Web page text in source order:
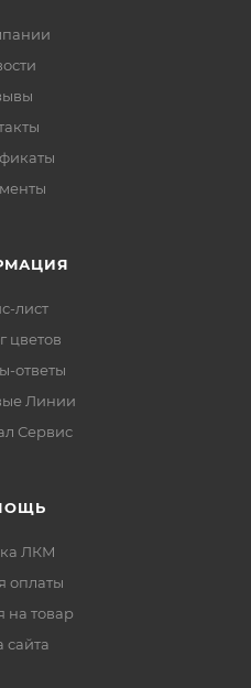
лист
цветов
ответы
Линии
Сервис
ЛКМ
оплаты
на товар
сайта